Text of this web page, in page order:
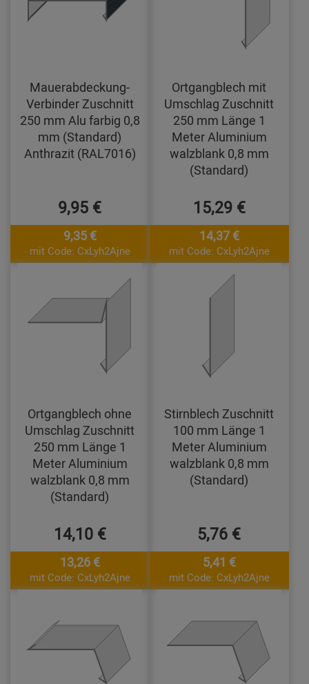
Mauerabdeckung-
Verbinder Zuschnitt
250 mm Alu farbig 0,8
mm (Standard)
Anthrazit (RAL7016)
9,95 €
9,35 €
mit Code: CxLyh2Ajne
Ortgangblech mit
Umschlag Zuschnitt
250 mm Länge 1
Meter Aluminium
walzblank 0,8 mm
(Standard)
15,29 €
14,37 €
mit Code: CxLyh2Ajne
Ortgangblech ohne
Umschlag Zuschnitt
250 mm Länge 1
Meter Aluminium
walzblank 0,8 mm
(Standard)
14,10 €
13,26 €
mit Code: CxLyh2Ajne
Stirnblech Zuschnitt
100 mm Länge 1
Meter Aluminium
walzblank 0,8 mm
(Standard)
5,76 €
5,41 €
mit Code: CxLyh2Ajne